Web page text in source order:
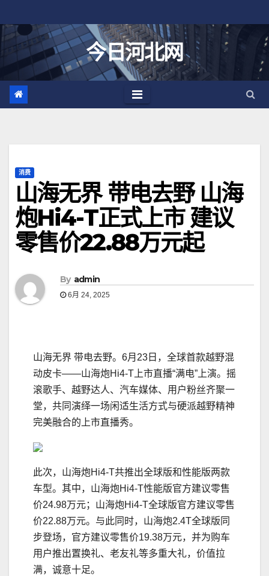
至
今日河北网
消费
山海无界 带电去野 山海
炮Hi4-T正式上市 建议
零售价22.88万元起
By admin
6月 24, 2025
山海无界 带电去野。6月23日，全球首款越野混
动皮卡——山海炮Hi4-T上市直播“满电”上演。摇
滚歌手、越野达人、汽车媒体、用户粉丝齐聚一
堂，共同演绎一场闲适生活方式与硬派越野精神
完美融合的上市直播秀。
此次，山海炮Hi4-T共推出全球版和性能版两款
车型。其中，山海炮Hi4-T性能版官方建议零售
价24.98万元；山海炮Hi4-T全球版官方建议零售
价22.88万元。与此同时，山海炮2.4T全球版同
步登场，官方建议零售价19.38万元，并为购车
用户推出置换礼、老友礼等多重大礼，价值拉
满，诚意十足。